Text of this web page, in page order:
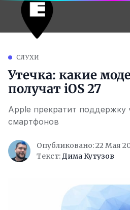
СЛУХИ
Утечка: какие
получат iOS 27
Apple прекратит поддержку
смартфонов
Опубликовано: 22 Мая
Текст:Дима Кутузов